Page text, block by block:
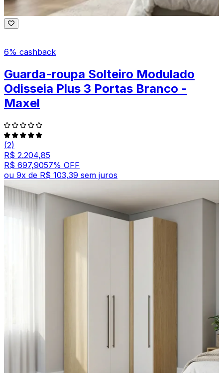
6% cashback
Guarda-roupa Solteiro Modulado
Odisseia Plus 3 Portas Branco -
Maxel
(2)
R$ 2.204,85
R$ 697,9057% OFF
ou 9x de R$ 103,39 sem juros